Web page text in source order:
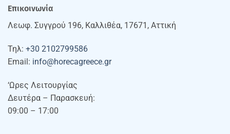
Επικοινωνία
Λεωφ. Συγγρού 196, Καλλιθέα, 17671, Αττική
Τηλ: +30 2102799586
Email: info@horecagreece.gr
‘Ωρες Λειτουργίας
Δευτέρα – Παρασκευή:
09:00 – 17:00